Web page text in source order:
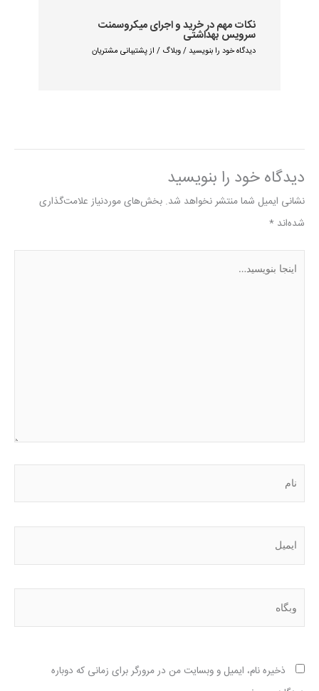
نکات مهم در خرید و اجرای میکروسمنت
سرویس بهداشتی
دیدگاه‌ خود را بنویسید /وبلاگ / ازپشتیبانی مشتریان
دیدگاه‌ خود را بنویسید
نشانی ایمیل شما منتشر نخواهد شد. بخش‌های موردنیاز علامت‌گذاری
شده‌اند *
وبگاه
ذخیره نام، ایمیل و وبسایت من در مرورگر برای زمانی که دوباره